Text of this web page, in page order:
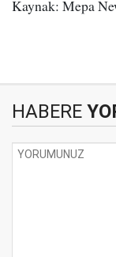
Kaynak: Mepa
HABERE